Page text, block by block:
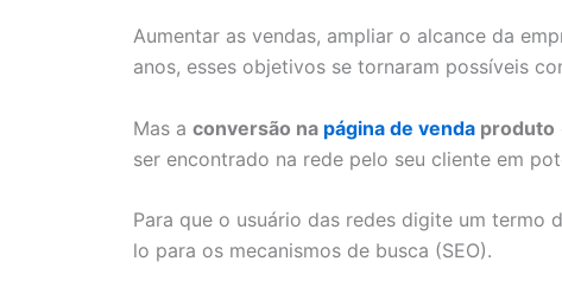
Aumentar as vendas, ampliar o alcance da
anos, esses objetivos se tornaram possíveis
Mas a conversão na página de venda produto
ser encontrado na rede pelo seu cliente em
Para que o usuário das redes digite um termo
lo para os mecanismos de busca (SEO).